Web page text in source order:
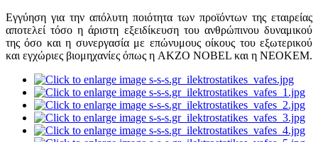
Εγγύηση για την απόλυτη ποιότητα των προϊόντων της εταιρείας
αποτελεί τόσο η άριστη εξειδίκευση του ανθρώπινου δυναμικού
της όσο και η συνεργασία με επώνυμους οίκους του εξωτερικού
και εγχώριες βιομηχανίες όπως η AΚZO NOBEL και η ΝΕΟΚΕΜ.